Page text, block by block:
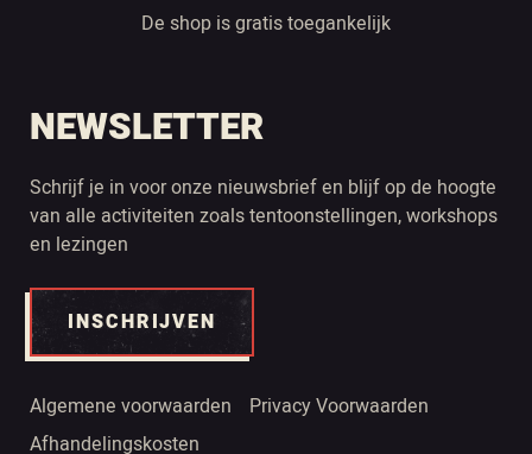
De shop is gratis toegankelijk
NEWSLETTER
Schrijf je in voor onze nieuwsbrief en blijf op de hoogte
van alle activiteiten zoals tentoonstellingen, workshops
en lezingen
INSCHRIJVEN
Algemene voorwaarden
Privacy Voorwaarden
Afhandelingskosten